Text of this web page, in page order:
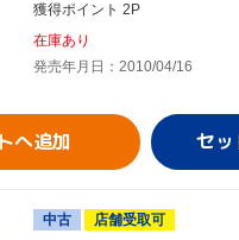
獲得ポイント 2P
在庫あり
発売年月日：2010/04/16
へ追加
中古
店舗受取可